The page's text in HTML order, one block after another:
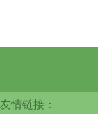
友情链接：